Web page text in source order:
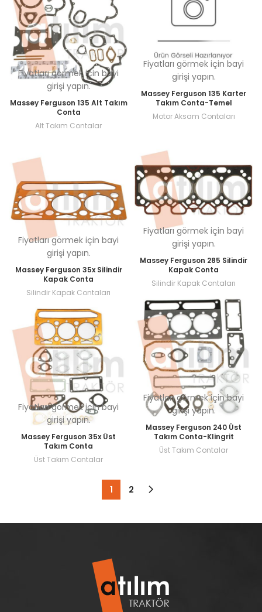
Fiyatları görmek için bayi
girişi yapın.
Massey Ferguson 135 Karter
Takım Conta-Temel
Motor Aksam Contaları
Fiyatları görmek için bayi
girişi yapın.
Massey Ferguson 135 Alt Takım
Conta
Alt Takım Contalar
Fiyatları görmek için bayi
girişi yapın.
Massey Ferguson 285 Silindir
Kapak Conta
Silindir Kapak Contaları
Fiyatları görmek için bayi
girişi yapın.
Massey Ferguson 35x Silindir
Kapak Conta
Silindir Kapak Contaları
Fiyatları görmek için bayi
girişi yapın.
Massey Ferguson 240 Üst
Takım Conta-Klingrit
Üst Takım Contalar
Fiyatları görmek için bayi
girişi yapın.
Massey Ferguson 35x Üst
Takım Conta
Üst Takım Contalar
1 2